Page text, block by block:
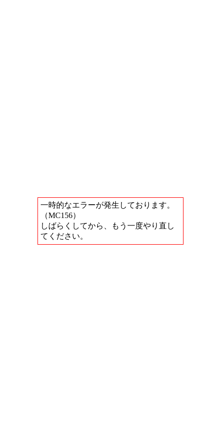
一時的なエラーが発生しております。
（MC156）
しばらくしてから、もう一度やり直し
てください。